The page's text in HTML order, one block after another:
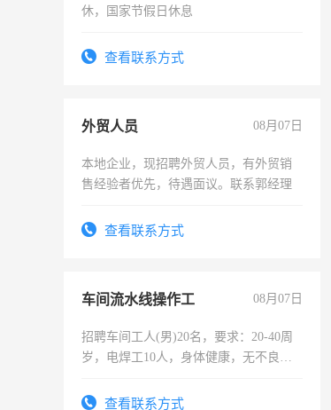
休，国家节假日休息
查看联系方式
外贸人员 08月07日
本地企业，现招聘外贸人员，有外贸销
售经验者优先，待遇面议。联系郭经理
查看联系方式
车间流水线操作工 08月07日
招聘车间工人(男)20名，要求：20-40周
岁，电焊工10人，身体健康，无不良嗜
宿，免费发放劳保用品，两班倒，每月
查看联系方式